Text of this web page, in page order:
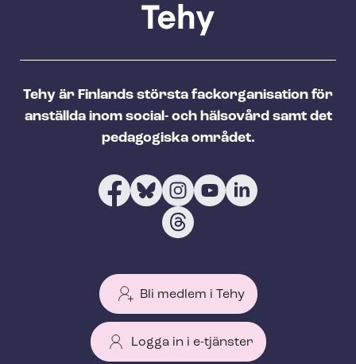
Tehy är Finlands största fackorganisation för
anställda inom social- och hälsovård samt det
pedagogiska området.
Bli medlem i Tehy
Logga in i e-tjänster